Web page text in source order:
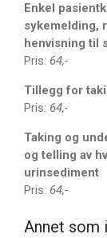
Enkel
sykemelding,
henvisning til
Pris: 64,-
Tillegg for
Pris: 64,-
Taking og
og telling av
urinsediment
Pris: 64,-
Annet som